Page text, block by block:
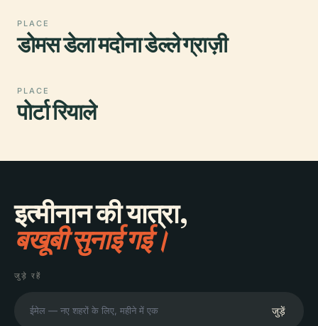
PLACE
डोमस डेला मदोना डेल्ले ग्राज़ी
PLACE
पोर्टा रियाले
इत्मीनान की यात्रा,
बखूबी सुनाई गई।
जुड़े रहें
जुड़ें